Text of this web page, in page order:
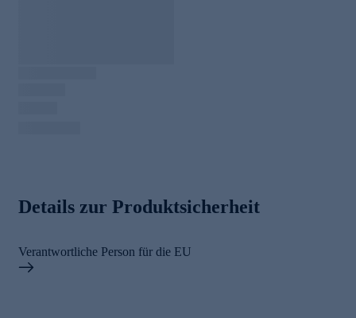
Details zur Produktsicherheit
Verantwortliche Person für die EU